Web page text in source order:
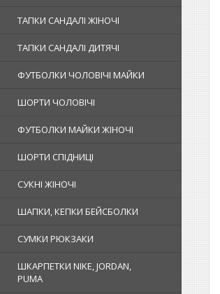
ТАПКИ САНДАЛІ ЖІНОЧІ
ТАПКИ САНДАЛІ ДИТЯЧІ
ФУТБОЛКИ ЧОЛОВІЧІ МАЙКИ
ШОРТИ ЧОЛОВІЧІ
ФУТБОЛКИ МАЙКИ ЖІНОЧІ
ШОРТИ СПІДНИЦІ
СУКНІ ЖІНОЧІ
ШАПКИ, КЕПКИ БЕЙСБОЛКИ
СУМКИ РЮКЗАКИ
ШКАРПЕТКИ NIKE, JORDAN,
PUMA